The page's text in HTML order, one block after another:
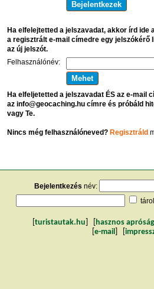
Ha elfelejtetted a jelszavadat, akkor írd ide
a regisztrált e-mail címedre egy jelszókérő
az új jelszót.
Felhasználónév:
Ha elfeljetetted a jelszavadat ÉS az e-mail
az info@geocaching.hu címre és próbáld
vagy Te.
Nincs még felhasználóneved? Regisztráld
Bejelentkezés név:
turistautak.hu hasznos
e-mail